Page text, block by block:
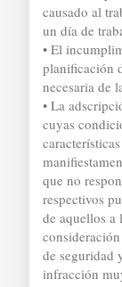
causado al
un día de
• El
planificación
necesaria de
• La
cuyas
que no
respectivos
de aquellos a
de seguridad
infracción